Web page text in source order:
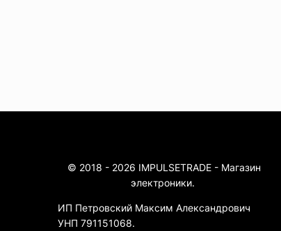
© 2018 - 2026 IMPULSETRADE - Магазин
электроники.
ИП Петровский Максим Александрович
УНП 791151068.